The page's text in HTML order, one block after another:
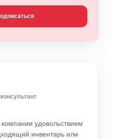
удовольствием
инвентарь или